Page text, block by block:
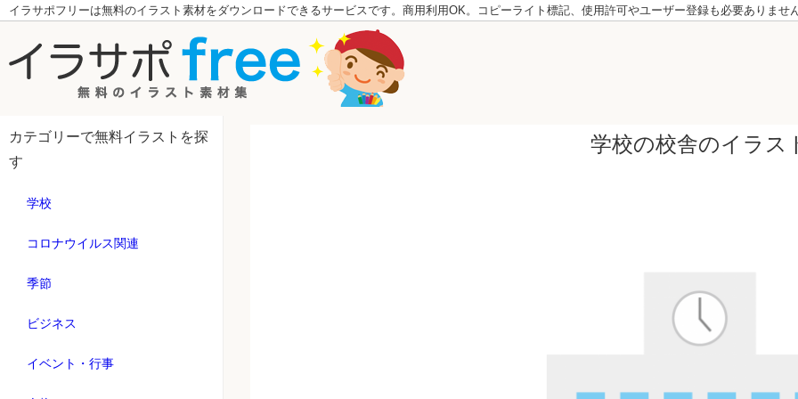
イラサポフリーは無料のイラスト素材をダウンロードできるサービスです。商用利用OK。コピーライト標記、使用許可やユーザー登録も必要ありませ
カテゴリーで無料イラストを探
す
学校
コロナウイルス関連
季節
ビジネス
イベント・行事
学校の校舎のイラス